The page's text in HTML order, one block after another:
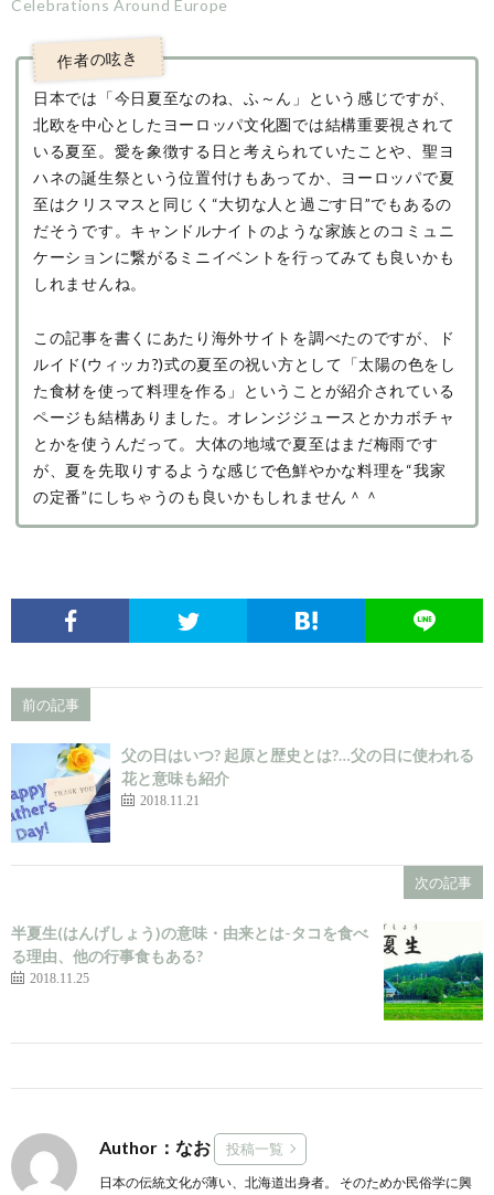
Celebrations Around Europe
日本では「今日夏至なのね、ふ～ん」という感じですが、
北欧を中心としたヨーロッパ文化圏では結構重要視されて
いる夏至。愛を象徴する日と考えられていたことや、聖ヨ
ハネの誕生祭という位置付けもあってか、ヨーロッパで夏
至はクリスマスと同じく“大切な人と過ごす日”でもあるの
だそうです。キャンドルナイトのような家族とのコミュニ
ケーションに繋がるミニイベントを行ってみても良いかも
しれませんね。
この記事を書くにあたり海外サイトを調べたのですが、ド
ルイド(ウィッカ?)式の夏至の祝い方として「太陽の色をし
た食材を使って料理を作る」ということが紹介されている
ページも結構ありました。オレンジジュースとかカボチャ
とかを使うんだって。大体の地域で夏至はまだ梅雨です
が、夏を先取りするような感じで色鮮やかな料理を“我家
の定番”にしちゃうのも良いかもしれません＾＾
前の記事
父の日はいつ? 起原と歴史とは?…父の日に使われる
花と意味も紹介
2018.11.21
次の記事
半夏生(はんげしょう)の意味・由来とは-タコを食べ
る理由、他の行事食もある?
2018.11.25
Author：なお 投稿一覧
日本の伝統文化が薄い、北海道出身者。 そのためか民俗学に興